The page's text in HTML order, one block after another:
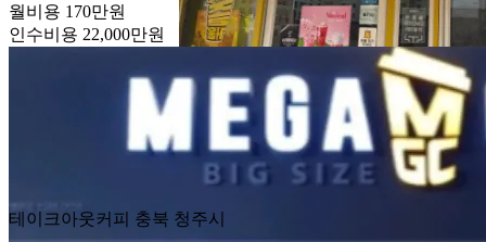
월비용 170만원
인수비용 22,000만원
테이크아웃커피 충북 청주시